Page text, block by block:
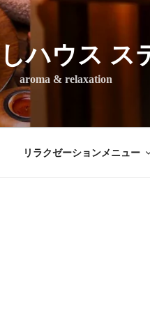
ハウス ス
& relaxation
リラクゼーションメニュー